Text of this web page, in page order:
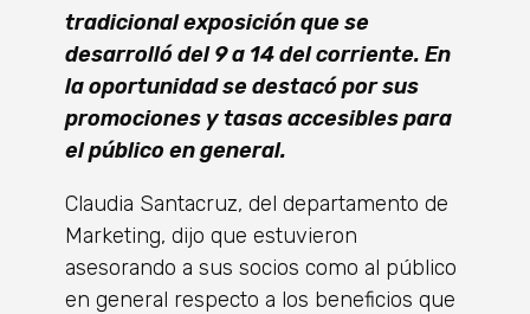
tradicional exposición que se
desarrolló del 9 a 14 del corriente. En
la oportunidad se destacó por sus
promociones y tasas accesibles para
el público en general.
Claudia Santacruz, del departamento de
Marketing, dijo que estuvieron
asesorando a sus socios como al público
en general respecto a los beneficios que